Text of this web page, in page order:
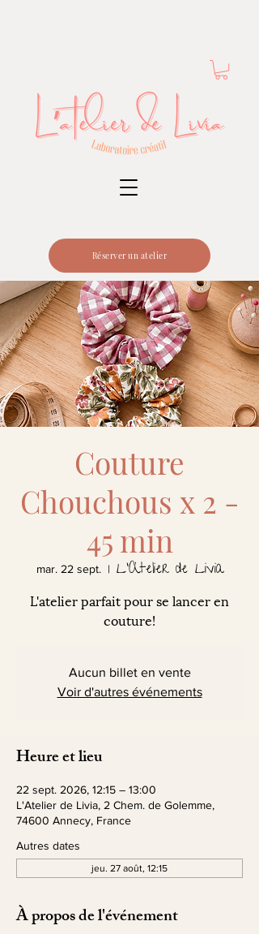
Réserver un atelier
Couture
Chouchous x 2 -
45 min
mar. 22 sept.
  |
L'Atelier de Livia
L'atelier parfait pour se lancer en
couture!
Aucun billet en vente
Voir d'autres événements
Heure et lieu
22 sept. 2026, 12:15 – 13:00
L'Atelier de Livia, 2 Chem. de Golemme,
74600 Annecy, France
Autres dates
jeu. 27 août, 12:15
À propos de l'événement